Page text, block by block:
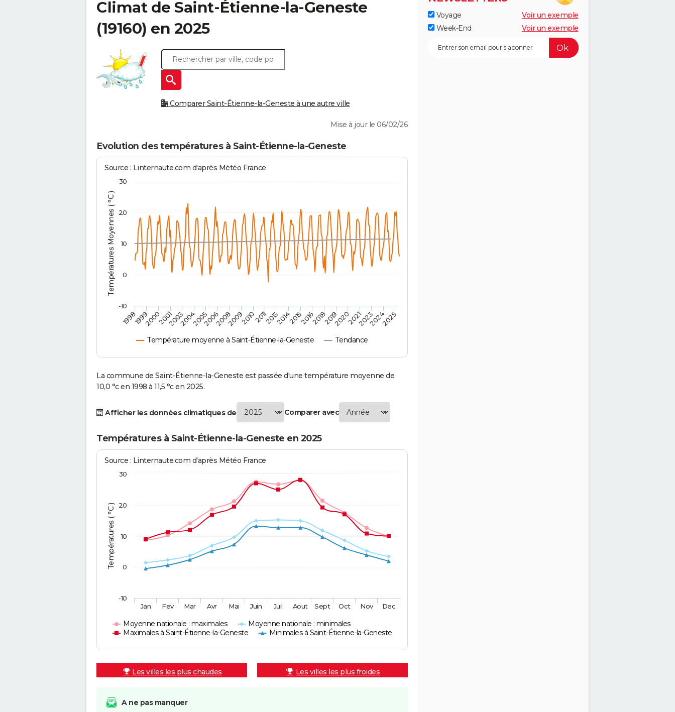
Climat de Saint-Étienne-la-Geneste
(19160) en 2025
Comparer Saint-Étienne-la-Geneste à une autre ville
Mise à jour le 06/02/26
Evolution des températures à Saint-Étienne-la-Geneste
Températures Moyennes ( °C )
Source : Linternaute.com d'après Météo France
Température moyenne à Saint-Étienne-la-Geneste Tendance
1998 2014
199920002001200320042005200620082009201020112013 201520162018201920202021202320242025
0
10
20
-10
30
La commune de Saint-Étienne-la-Geneste est passée d'une température moyenne de
10,0 °c en 1998 à 11,5 °c en 2025.
Afficher les données climatiques de Comparer avec
Températures à Saint-Étienne-la-Geneste en 2025
Températures ( °C )
Source : Linternaute.com d'après Météo France
Moyenne nationale : maximales
Moyenne nationale : minimales
Maximales à Saint-Étienne-la-Geneste
Minimales à Saint-Étienne-la-Geneste
Jan Fev Mar Avr Mai Juin Juil Aout Sept Oct Nov Dec
-10
0
10
20
30
Les villes les plus chaudes Les villes les plus froides
A ne pas manquer
Voyage
Voir un exemple
Week-End
Voir un exemple